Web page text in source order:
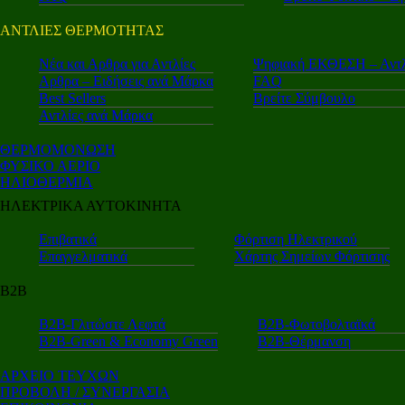
ΑΝΤΛΙΕΣ ΘΕΡΜΟΤΗΤΑΣ
Nέα και Αρθρα για Αντλίες
Αρθρα – Ειδήσεις ανά Μάρκα
Best Sellers
Αντλίες ανά Μάρκα
Ψηφιακή ΕΚΘΕΣΗ –
FAQ
Βρείτε Σύμβουλο
ΘΕΡΜΟΜΟΝΩΣΗ
ΦΥΣΙΚΟ ΑΕΡΙΟ
ΗΛΙΟΘΕΡΜΙΑ
ΗΛΕΚΤΡΙΚΑ ΑΥΤΟΚΙΝΗΤΑ
Επιβατικά
Επαγγελματικά
Φόρτιση Ηλεκτρικού
Χάρτης Σημείων Φόρτισης
Β2Β
Β2Β-Γλιτώστε Λεφτά
Β2Β-Green & Economy Green
Β2Β-Φωτοβολταϊκά
Β2Β-Θέρμανση
ΑΡΧΕΙΟ ΤΕΥΧΩΝ
ΠΡΟΒΟΛΗ / ΣΥΝΕΡΓΑΣΙΑ